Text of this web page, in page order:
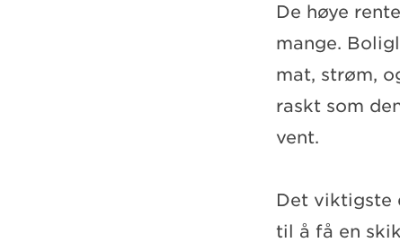
De høye
mange.
mat, strøm,
raskt som
vent.
Det viktigste
til å få en